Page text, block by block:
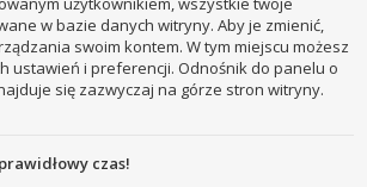
w bazie danych witryny. Aby je zmienić,
swoim kontem. W tym miejscu możesz
ustawień i preferencji. Odnośnik do panelu o
się zazwyczaj na górze stron witryny.
czas!